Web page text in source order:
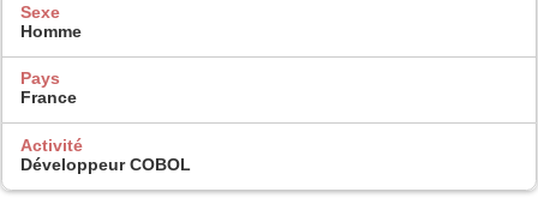
Sexe
Homme
Pays
France
Activité
Développeur COBOL